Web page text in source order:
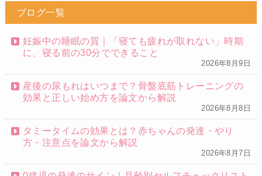
ブログ一覧
妊娠中の睡眠の質｜「寝ても疲れが取れない」時期
に、寝る前の30分でできること
2026年8月9日
産後の尿もれはいつまで？骨盤底筋トレーニングの
効果と正しい始め方を論文から解説
2026年8月8日
タミータイムの効果とは？赤ちゃんの発達・やり
方・注意点を論文から解説
2026年8月7日